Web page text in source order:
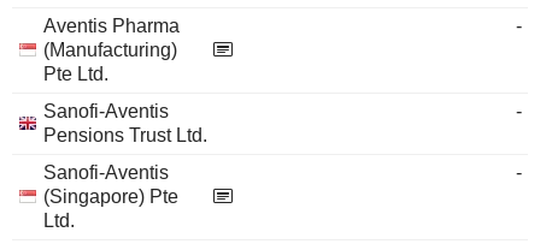
Aventis Pharma
(Manufacturing)
Pte Ltd.
-
Sanofi-Aventis
Pensions Trust Ltd.
-
Sanofi-Aventis
(Singapore) Pte
Ltd.
-